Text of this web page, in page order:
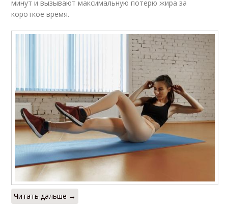
минут и вызывают максимальную потерю жира за
короткое время.
Читать дальше →